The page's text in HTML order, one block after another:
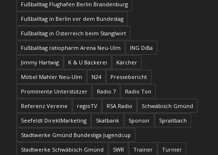
Fußballtag Flughafen Berlin Brandenburg
Fußballtag in Berlin vor dem Bundestag
Fußballtag in Österreich beim Stanglwirt
Fußballtag ratiopharm Arena Neu-Ulm
ING DiBa
Jimmy Hartwig
K & U Bäckerei
Kärcher
Möbel Mahler Neu-Ulm
N24
Pressebericht
Prominente Unterstützer
Radio 7
Radio Ton
Referenz Vereine
regioTV RSA Radio
Schwäbisch Gmünd
Seefeldt DirektMarketing
Skatbank Sponsor
Spraitbach
Stadtwerke Gmünd Bundesliga Jugendcup
Stadtwerke Schwäbisch Gmünd
SWR Trainer
Turnier